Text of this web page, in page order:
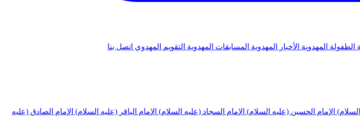
الطفولة المهدوية الأخبار المهدوية المسابقات المهدوية التقويم المهدوي اتصل بنا
الإمام الحسين (عليه السلام) الإمام السجاد (عليه السلام) الإمام الباقر (عليه السلام) الإمام الصادق (عليه